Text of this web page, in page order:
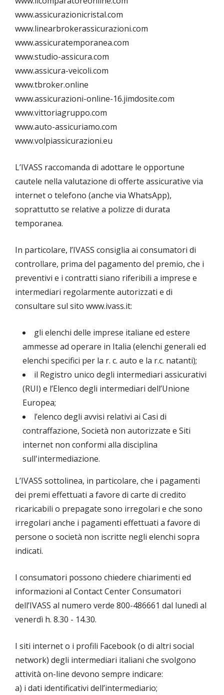
www.assicurazionicristal.com
www.linearbrokerassicurazioni.com
www.assicuratemporanea.com
www.studio-assicura.com
www.assicura-veicoli.com
www.tbroker.online
www.assicurazioni-online-16.jimdosite.com
www.vittoriagruppo.com
www.auto-assicuriamo.com
www.volpiassicurazioni.eu
L’IVASS raccomanda di adottare le opportune
cautele nella valutazione di offerte assicurative via
internet o telefono (anche via WhatsApp),
soprattutto se relative a polizze di durata
temporanea.
In particolare, l’IVASS consiglia ai consumatori di
controllare, prima del pagamento del premio, che i
preventivi e i contratti siano riferibili a imprese e
intermediari regolarmente autorizzati e di
consultare sul sito www.ivass.it:
gli elenchi delle imprese italiane ed estere
ammesse ad operare in Italia (elenchi generali ed
elenchi specifici per la r. c. auto e la r.c. natanti);
il Registro unico degli intermediari assicurativi
(RUI) e l’Elenco degli intermediari dell’Unione
Europea;
l’elenco degli avvisi relativi ai Casi di
contraffazione, Società non autorizzate e Siti
internet non conformi alla disciplina
sull'intermediazione.
L’IVASS sottolinea, in particolare, che i pagamenti
dei premi effettuati a favore di carte di credito
ricaricabili o prepagate sono irregolari e che sono
irregolari anche i pagamenti effettuati a favore di
persone o società non iscritte negli elenchi sopra
indicati.
I consumatori possono chiedere chiarimenti ed
informazioni al Contact Center Consumatori
dell’IVASS al numero verde 800-486661 dal lunedì al
venerdì h. 8.30 - 14.30.
I siti internet o i profili Facebook (o di altri social
network) degli intermediari italiani che svolgono
attività on-line devono sempre indicare:
a) i dati identificativi dell’intermediario;